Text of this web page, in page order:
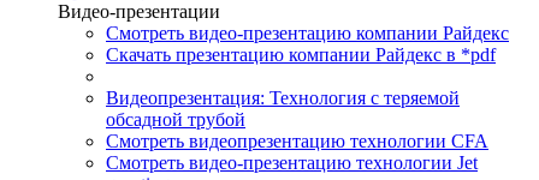
Видео-презентации
Смотреть видео-презентацию компании Райдекс
Скачать презентацию компании Райдекс в *pdf
Видеопрезентация: Технология с теряемой
обсадной трубой
Смотреть видеопрезентацию технологии CFA
Смотреть видео-презентацию технологии Jet